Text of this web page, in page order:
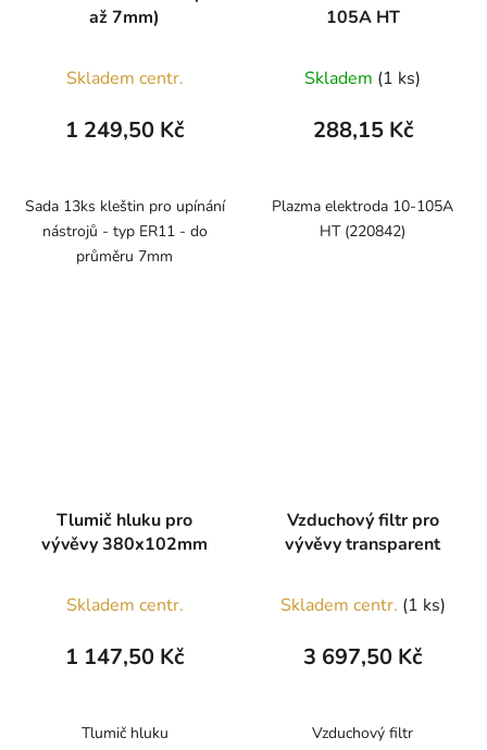
až 7mm)
Skladem centr.
1 249,50 Kč
Sada 13ks kleštin pro upínání
nástrojů - typ ER11 - do
průměru 7mm
105A HT
Skladem (1 ks)
288,15 Kč
Plazma elektroda 10-105A
HT (220842)
Tlumič hluku pro
vývěvy 380x102mm
Skladem centr.
1 147,50 Kč
Tlumič hluku
Vzduchový filtr pro
vývěvy transparent
Skladem centr. (1 ks)
3 697,50 Kč
Vzduchový filtr